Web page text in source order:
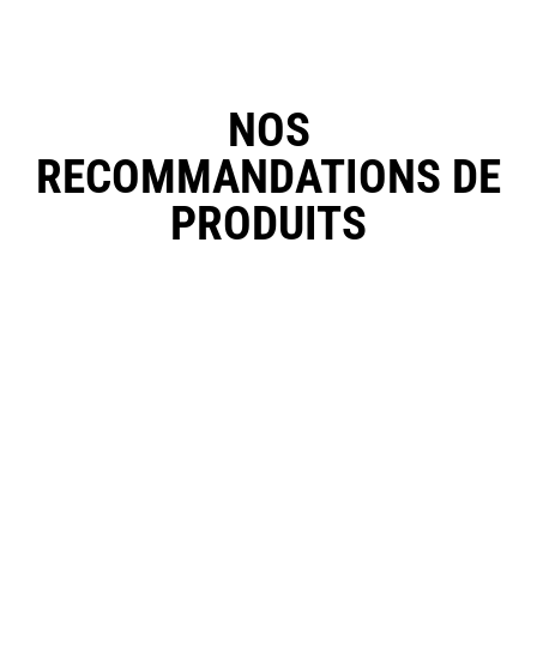
NOS
RECOMMANDATIONS DE
PRODUITS